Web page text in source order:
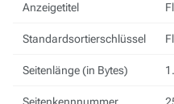
Anzeigetitel
Standardsortierschlüssel
Seitenlänge (in Bytes)